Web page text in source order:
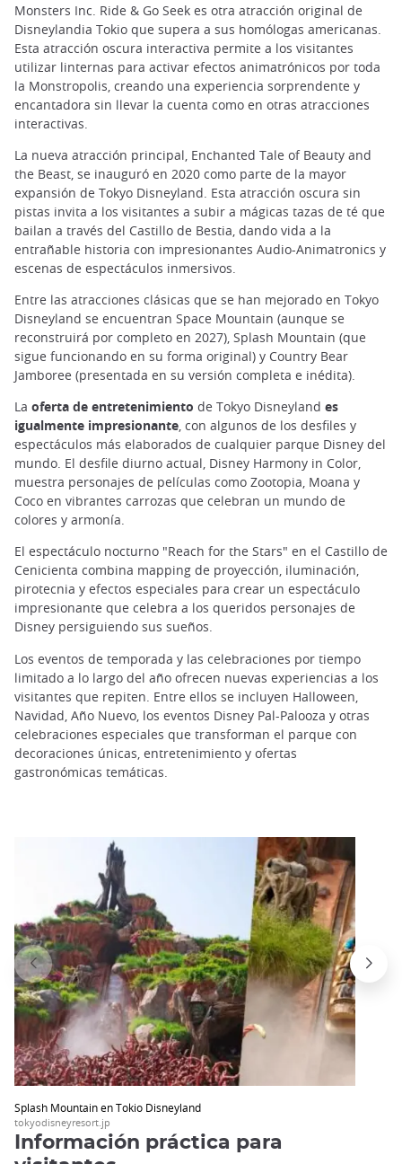
Monsters Inc. Ride & Go Seek es otra atracción original de
Disneylandia Tokio que supera a sus homólogas americanas.
Esta atracción oscura interactiva permite a los visitantes
utilizar linternas para activar efectos animatrónicos por toda
la Monstropolis, creando una experiencia sorprendente y
encantadora sin llevar la cuenta como en otras atracciones
interactivas.
La nueva atracción principal, Enchanted Tale of Beauty and
the Beast, se inauguró en 2020 como parte de la mayor
expansión de Tokyo Disneyland. Esta atracción oscura sin
pistas invita a los visitantes a subir a mágicas tazas de té que
bailan a través del Castillo de Bestia, dando vida a la
entrañable historia con impresionantes Audio-Animatronics y
escenas de espectáculos inmersivos.
Entre las atracciones clásicas que se han mejorado en Tokyo
Disneyland se encuentran Space Mountain (aunque se
reconstruirá por completo en 2027), Splash Mountain (que
sigue funcionando en su forma original) y Country Bear
Jamboree (presentada en su versión completa e inédita).
La oferta de entretenimiento de Tokyo Disneyland es
igualmente impresionante, con algunos de los desfiles y
espectáculos más elaborados de cualquier parque Disney del
mundo. El desfile diurno actual, Disney Harmony in Color,
muestra personajes de películas como Zootopia, Moana y
Coco en vibrantes carrozas que celebran un mundo de
colores y armonía.
El espectáculo nocturno "Reach for the Stars" en el Castillo de
Cenicienta combina mapping de proyección, iluminación,
pirotecnia y efectos especiales para crear un espectáculo
impresionante que celebra a los queridos personajes de
Disney persiguiendo sus sueños.
Los eventos de temporada y las celebraciones por tiempo
limitado a lo largo del año ofrecen nuevas experiencias a los
visitantes que repiten. Entre ellos se incluyen Halloween,
Navidad, Año Nuevo, los eventos Disney Pal-Palooza y otras
celebraciones especiales que transforman el parque con
decoraciones únicas, entretenimiento y ofertas
gastronómicas temáticas.
Splash Mountain en Tokio Disneyland
tokyodisneyresort.jp
Información práctica para